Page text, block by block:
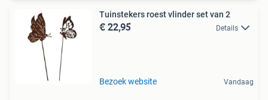
Tuinstekers roest vlinder set van 2
€ 22,95 Details
Bezoek website Vandaag